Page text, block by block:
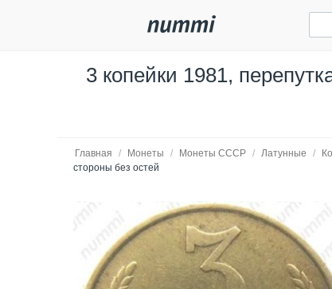
3 копейки 1981,
Главная / Монеты / Монеты СССР / Латунные /
стороны без остей